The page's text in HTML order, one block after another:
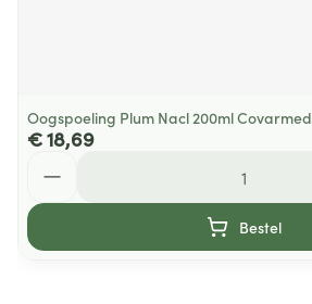
Oogspoeling Plum Nacl 200ml Covarmed
€ 18,69
Bestel